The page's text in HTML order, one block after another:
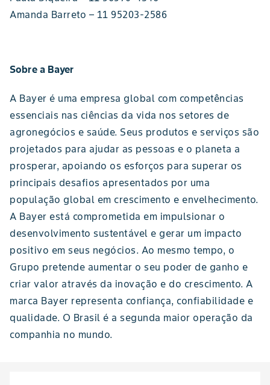
Amanda Barreto – 11 95203-2586
Sobre a Bayer
A Bayer é uma empresa global com competências
essenciais nas ciências da vida nos setores de
agronegócios e saúde. Seus produtos e serviços são
projetados para ajudar as pessoas e o planeta a
prosperar, apoiando os esforços para superar os
principais desafios apresentados por uma
população global em crescimento e envelhecimento.
A Bayer está comprometida em impulsionar o
desenvolvimento sustentável e gerar um impacto
positivo em seus negócios. Ao mesmo tempo, o
Grupo pretende aumentar o seu poder de ganho e
criar valor através da inovação e do crescimento. A
marca Bayer representa confiança, confiabilidade e
qualidade. O Brasil é a segunda maior operação da
companhia no mundo.